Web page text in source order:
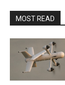
MOST READ